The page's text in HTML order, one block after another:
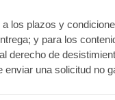
los plazos y
y para los
derecho de
una solicitud no